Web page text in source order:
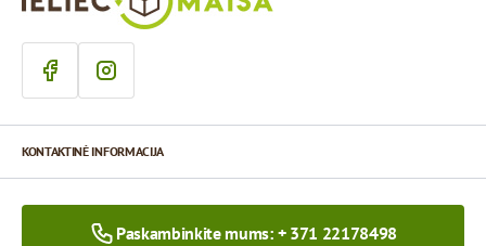
KONTAKTINĖ INFORMACIJA
Paskambinkite mums: + 371 22178498